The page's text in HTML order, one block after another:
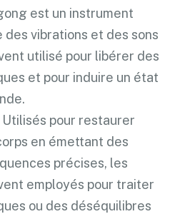
est un instrument
des vibrations et des sons
utilisé pour libérer des
et pour induire un état
Utilisés pour restaurer
en émettant des
précises, les
employés pour traiter
ou des déséquilibres